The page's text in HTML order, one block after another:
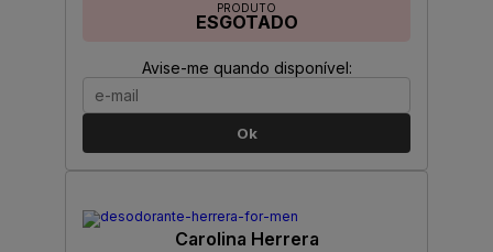
PRODUTO
ESGOTADO
Avise-me quando disponível:
Ok
Carolina Herrera